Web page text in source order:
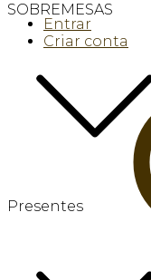
SOBREMESAS
Presentes
Entrar
Criar conta